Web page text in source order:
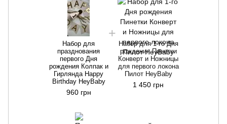
Набор для
празднования
первого Дня
рождения Колпак и
Гирлянда Happy
Birthday HeyBaby
960 грн
Набор для 1-го Дня
рождения Пинетки
Конверт и Ножницы
для первого локона
Пилот HeyBaby
1 450 грн